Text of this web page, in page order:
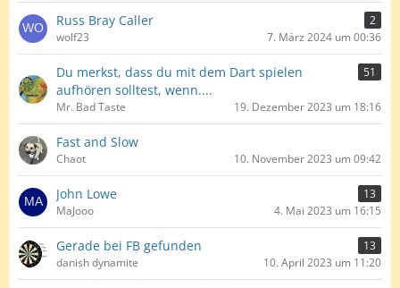
Russ Bray Caller
2
wolf23
7. März 2024 um 00:36
Du merkst, dass du mit dem Dart spielen
aufhören solltest, wenn....
51
Mr. Bad Taste 19. Dezember 2023 um 18:16
Fast and Slow
Chaot 10. November 2023 um 09:42
John Lowe
13
MaJooo
4. Mai 2023 um 16:15
Gerade bei FB gefunden
13
danish dynamite
10. April 2023 um 11:20